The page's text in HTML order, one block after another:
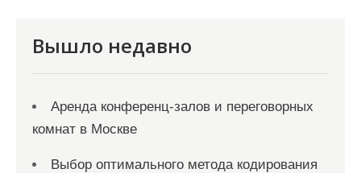
Вышло недавно
Аренда конференц-залов и переговорных
комнат в Москве
Выбор оптимального метода кодирования